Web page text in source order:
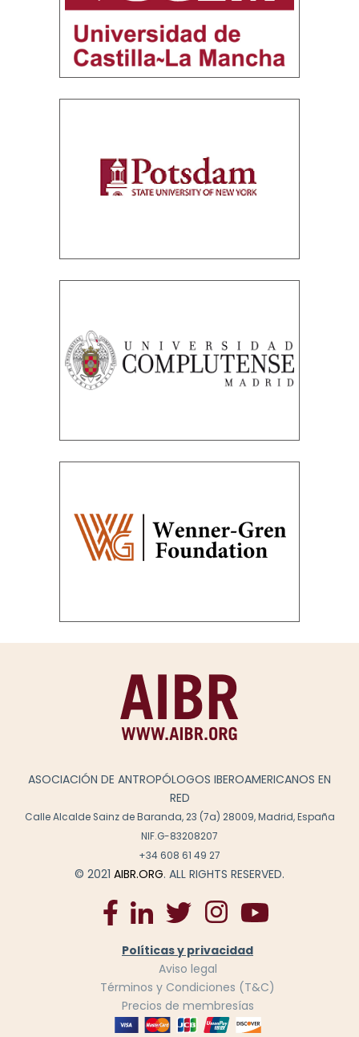
ASOCIACIÓN DE ANTROPÓLOGOS IBEROAMERICANOS EN
RED
Calle Alcalde Sainz de Baranda, 23 (7a) 28009, Madrid, España
NIF.G-83208207
+34 608 61 49 27
© 2021 AIBR.ORG. ALL RIGHTS RESERVED.
Políticas y privacidad
Aviso legal
Términos y Condiciones (T&C)
Precios de membresías